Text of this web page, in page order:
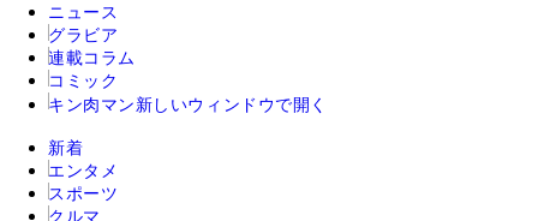
ニュース
グラビア
連載コラム
コミック
キン肉マン 新しいウィンドウで開く
新着
エンタメ
スポーツ
クルマ